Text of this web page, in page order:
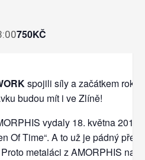
750KČ
spojili síly a začátkem roku
budou mít i ve Zlíně!
vydaly 18. května 2018
Of Time“. A to už je pádný
metaláci z AMORPHIS